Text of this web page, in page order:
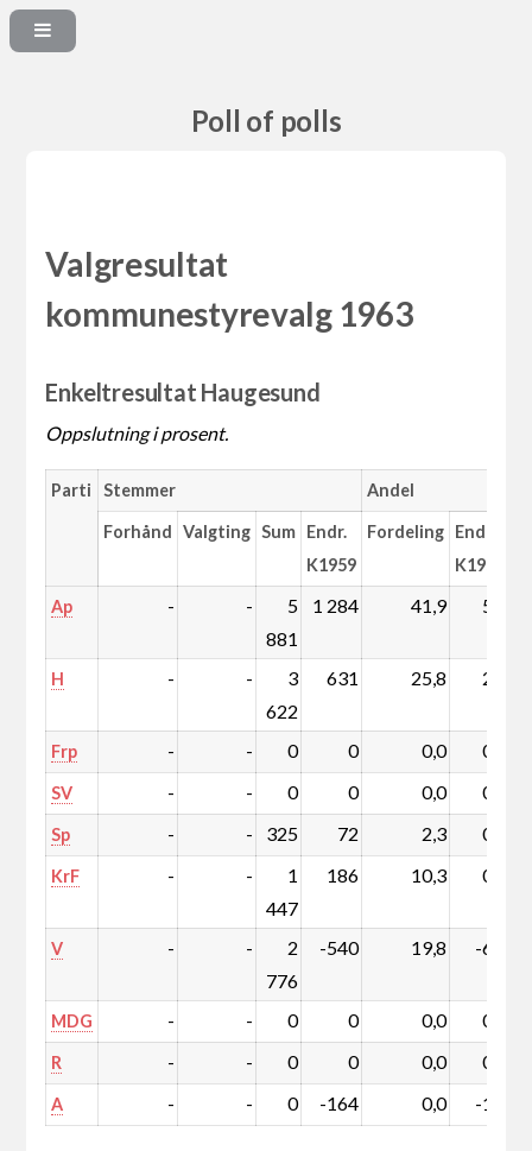
Poll of polls
Valgresultat
kommunestyrevalg 1963
Enkeltresultat Haugesund
Oppslutning i prosent.
Parti Stemmer Andel
Forhånd Valgting Sum Endr.
K1959
Fordeling Endr.
K1959
Ap - -
5
881
1 284 41,9 5,3
H - -
3
622
631 25,8 2,0
Frp - - 0 0 0,0 0,0
SV - - 0 0 0,0 0,0
Sp - - 325 72 2,3 0,3
KrF - -
1
447
186 10,3 0,3
V - -
2
776
-540 19,8 -6,6
MDG - - 0 0 0,0 0,0
R - - 0 0 0,0 0,0
A - - 0 -164 0,0 -1,3